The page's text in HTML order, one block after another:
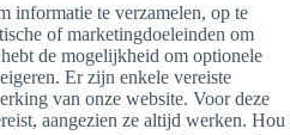
informatie te verzamelen, op te
of marketingdoeleinden om
de mogelijkheid om optionele
Er zijn enkele vereiste
van onze website. Voor deze
aangezien ze altijd werken. Hou